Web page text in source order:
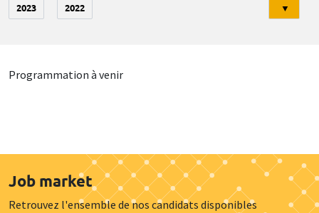
2023 2022 ▼
Programmation à venir
Job market
Retrouvez l'ensemble de nos candidats disponibles